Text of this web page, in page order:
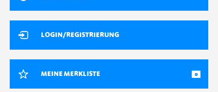
LOGIN/REGISTRIERUNG
MEINE MERKLISTE 0